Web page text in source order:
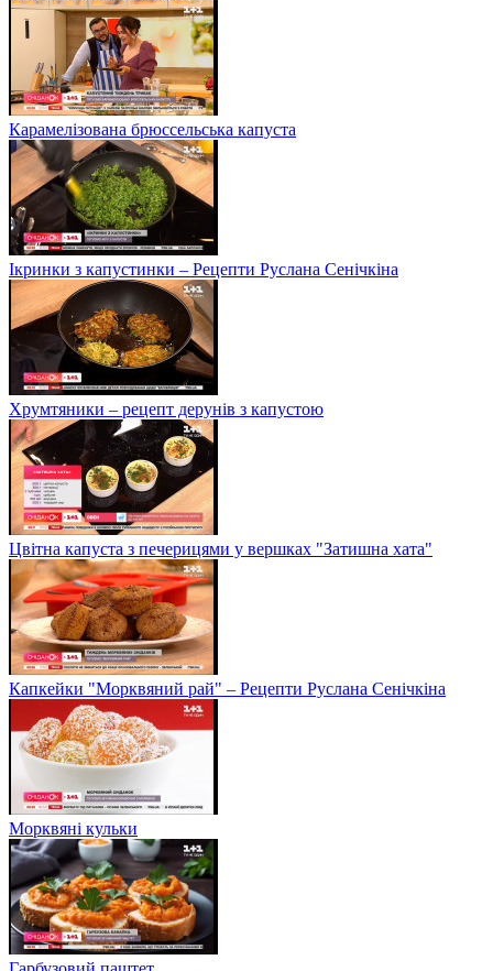
Карамелізована брюссельська капуста
Ікринки з капустинки – Рецепти Руслана Сенічкіна
Хрумтяники – рецепт дерунів з капустою
Цвітна капуста з печерицями у вершках "Затишна хата"
Капкейки "Морквяний рай" – Рецепти Руслана Сенічкіна
Морквяні кульки